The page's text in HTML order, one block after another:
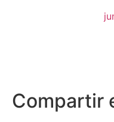
Compartir